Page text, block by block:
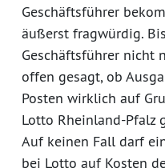
Geschäftsführer
äußerst fragwürdig.
Geschäftsführer nicht
offen gesagt, ob
Posten wirklich auf
Lotto Rheinland-Pfalz
Auf keinen Fall darf
bei Lotto auf Kosten